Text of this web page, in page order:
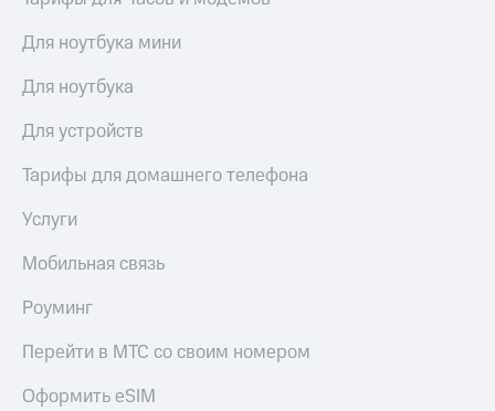
Для ноутбука мини
Для ноутбука
Для устройств
Тарифы для домашнего телефона
Услуги
Мобильная связь
Роуминг
Перейти в МТС со своим номером
Оформить eSIM